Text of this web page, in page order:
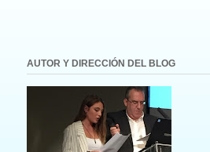
AUTOR Y DIRECCIÓN DEL BLOG